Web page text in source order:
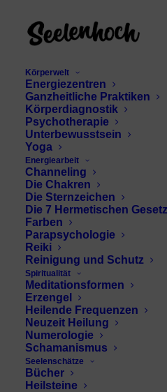
Körperwelt
Energiezentren
Ganzheitliche Praktiken
Körperdiagnostik
Psychotherapie
Unterbewusstsein
Yoga
Energiearbeit
Channeling
Die Chakren
Die Sternzeichen
Die 7 Hermetischen
Farben
Parapsychologie
Reiki
Reinigung und Schutz
Spiritualität
Meditationsformen
Erzengel
Heilende Frequenzen
Neuzeit Heilung
Numerologie
Schamanismus
Seelenschätze
Bücher
Heilsteine
Meditation